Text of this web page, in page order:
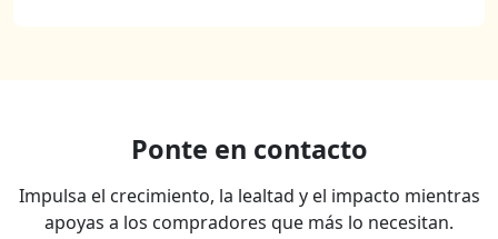
Ponte en contacto
Impulsa el crecimiento, la lealtad y el impacto mientras
apoyas a los compradores que más lo necesitan.